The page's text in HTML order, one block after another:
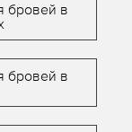
бровей в
бровей в